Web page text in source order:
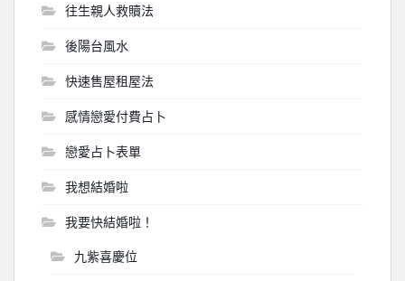
往生親人救贖法
後陽台風水
快速售屋租屋法
感情戀愛付費占卜
戀愛占卜表單
我想結婚啦
我要快結婚啦！
九紫喜慶位